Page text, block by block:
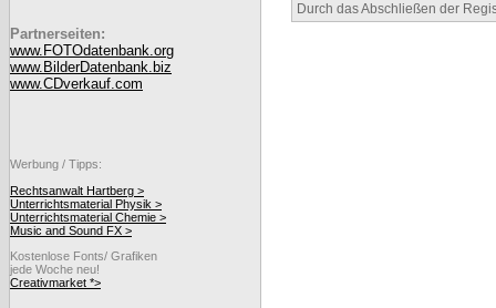
Partnerseiten:
www.FOTOdatenbank.org
www.BilderDatenbank.biz
www.CDverkauf.com
Werbung / Tipps:
Rechtsanwalt Hartberg >
Unterrichtsmaterial Physik >
Unterrichtsmaterial Chemie >
Music and Sound FX >
Kostenlose Fonts/ Grafiken
jede Woche neu!
Creativmarket *>
Durch das Abschließen der